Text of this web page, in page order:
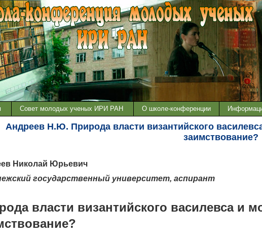
Совет молодых ученых ИРИ РАН О школе-конференции
Андреев Н.Ю. Природа власти византийского
заимствование?
Николай Юрьевич
государственный университет, аспирант
власти византийского василевса и